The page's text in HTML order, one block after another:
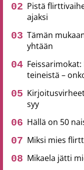
Pistä
ajaksi
Tämän
yhtään
teineistä –
syy
Hällä on 50
Miksi mies
Mikaela jätti